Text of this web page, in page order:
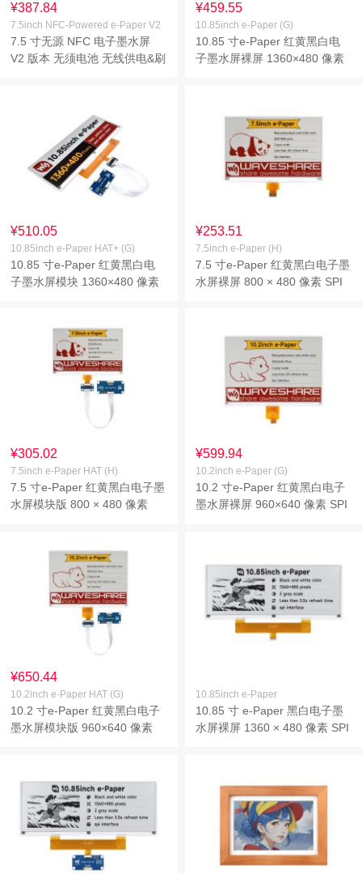
¥387.84
7.5inch NFC-Powered e-Paper V2
7.5 寸无源 NFC 电子墨水屏
V2 版本 无须电池 无线供电&刷
¥459.55
10.85inch e-Paper (G)
10.85 寸e-Paper 红黄黑白电
子墨水屏裸屏 1360×480 像素
¥510.05
10.85inch e-Paper HAT+ (G)
10.85 寸e-Paper 红黄黑白电
子墨水屏模块 1360×480 像素
¥253.51
7.5inch e-Paper (H)
7.5 寸e-Paper 红黄黑白电子墨
水屏裸屏 800 × 480 像素 SPI
¥305.02
7.5inch e-Paper HAT (H)
7.5 寸e-Paper 红黄黑白电子墨
水屏模块版 800 × 480 像素
¥599.94
10.2inch e-Paper (G)
10.2 寸e-Paper 红黄黑白电子
墨水屏裸屏 960×640 像素 SPI
¥650.44
10.2inch e-Paper HAT (G)
10.2 寸e-Paper 红黄黑白电子
墨水屏模块版 960×640 像素
10.85inch e-Paper
10.85 寸 e-Paper 黑白电子墨
水屏裸屏 1360 × 480 像素 SPI